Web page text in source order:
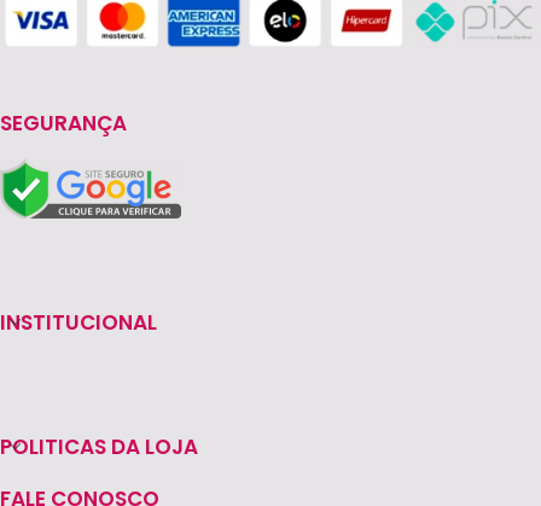
SEGURANÇA
INSTITUCIONAL
POLITICAS DA LOJA
FALE CONOSCO